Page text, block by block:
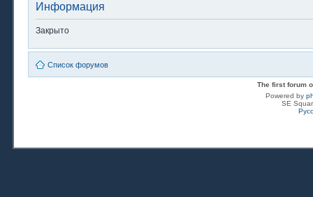
Информация
Закрыто
Список форумов
The first forum
Powered by
SE